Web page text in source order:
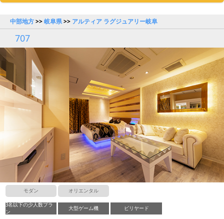
中部地方>>岐阜県>> アルティア ラグジュアリー岐阜
707
モダン オリエンタル
3名以下の少人数プラ
ン
大型ゲーム機 ビリヤード